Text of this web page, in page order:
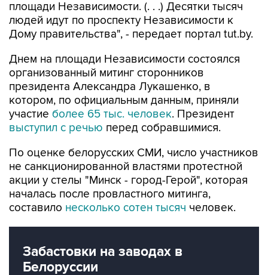
площади Независимости. (. . .) Десятки тысяч
людей идут по проспекту Независимости к
Дому правительства", - передает портал tut.by.
Днем на площади Независимости состоялся
организованный митинг сторонников
президента Александра Лукашенко, в
котором, по официальным данным, приняли
участие более 65 тыс. человек. Президент
выступил с речью перед собравшимися.
По оценке белорусских СМИ, число участников
не санкционированной властями протестной
акции у стелы "Минск - город-Герой", которая
началась после провластного митинга,
составило несколько сотен тысяч человек.
Забастовки на заводах в
Белоруссии